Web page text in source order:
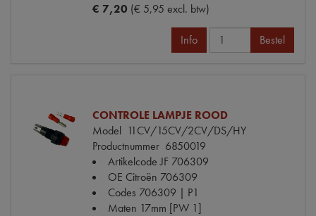
€ 7,20 (€ 5,95 excl. btw)
Info Bestel
CONTROLE LAMPJE ROOD
Model 11CV/15CV/2CV/DS/HY
Productnummer 6850019
Artikelcode JF 706309
OE Citroën 706309
Codes 706309 | P1
Maten 17mm [PW 1]